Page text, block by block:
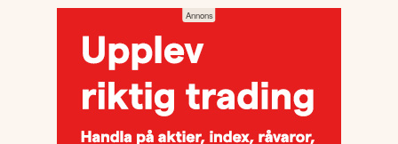
sen önskad position.
Fördjupa dig
i plattformen och på hemsidan finns mycket
information för att utvecklas, däribland utbildningskurser via
eToro Academy, nyheter, smidiga verktyg och ett av
världens största sociala investerarforum.